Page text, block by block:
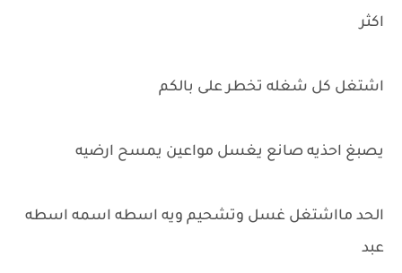
اكثر
اشتغل كل شغله تخطر على بالكم
يصبغ احذيه صانع يغسل مواعين يمسح ارضيه
الحد مااشتغل غسل وتشحيم ويه اسطه اسمه اسطه
عبد